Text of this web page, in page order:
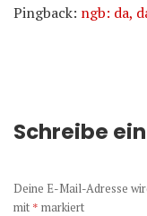
Pingback: ngb: da,
Schreibe
Deine E-Mail-Adresse
mit * markiert